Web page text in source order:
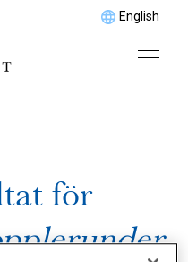
English
för